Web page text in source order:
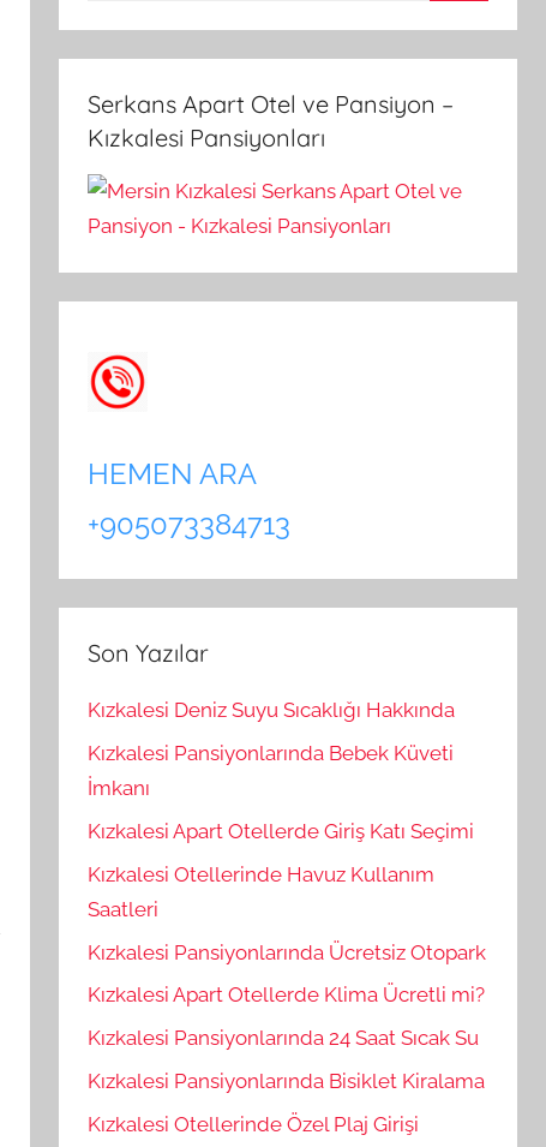
a
m
a
:
Serkans Apart Otel ve Pansiyon –
Kızkalesi Pansiyonları
HEMEN ARA
+905073384713
Son Yazılar
Kızkalesi Deniz Suyu Sıcaklığı Hakkında
Kızkalesi Pansiyonlarında Bebek Küveti
İmkanı
Kızkalesi Apart Otellerde Giriş Katı Seçimi
Kızkalesi Otellerinde Havuz Kullanım
Saatleri
Kızkalesi Pansiyonlarında Ücretsiz Otopark
Kızkalesi Apart Otellerde Klima Ücretli mi?
Kızkalesi Pansiyonlarında 24 Saat Sıcak Su
Kızkalesi Pansiyonlarında Bisiklet Kiralama
Kızkalesi Otellerinde Özel Plaj Girişi